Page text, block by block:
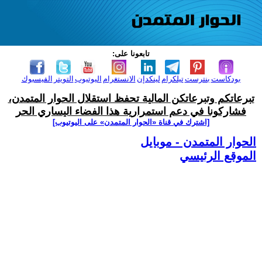
تابعونا على:
الفيسبوك التويتر اليوتيوب الانستغرام لينكدإن تيلكرامبنترست بودكاست
تبرعاتكم وتبرعاتكن المالية تحفظ استقلال الحوار المتمدن،
فشاركونا في دعم استمرارية هذا الفضاء اليساري الحر
[اشترك في قناة ‫«الحوار المتمدن» على اليوتيوب]
الحوار المتمدن - موبايل
الموقع الرئيسي